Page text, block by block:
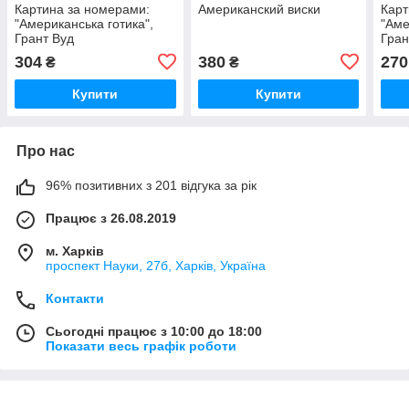
Картина за номерами:
"Американська готика",
Грант Вуд
304 ₴
Купити
Американский виски
380₴
Купити
270
Про нас
96% позитивних з 201 відгука за рік
Працює з 26.08.2019
м. Харків
проспект Науки, 27б, Харків, Україна
Контакти
Сьогодні працює з 10:00 до 18:00
Показати весь графік роботи